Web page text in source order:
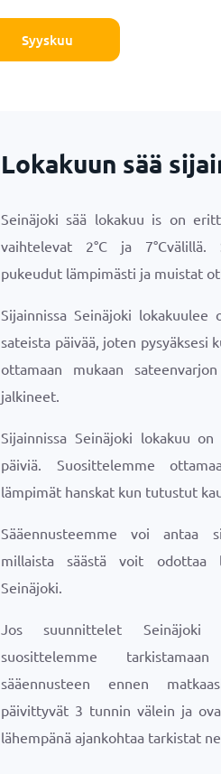
Syyskuu
Lokakuun sää
Seinäjoki sää lokakuu is on
vaihtelevat 2°Cja 7°Cvälillä.
pukeudut lämpimästi ja muistat
Sijainnissa Seinäjoki lokakuulee
sateista päivää, joten pysyäksesi
ottamaan mukaan
jalkineet.
Sijainnissa Seinäjoki lokakuu
päiviä. Suosittelemme
lämpimät hanskat kun tutustut
Sääennusteemme voi antaa
millaista säästä voit odottaa
Seinäjoki.
Jos suunnittelet Seinäjoki
suosittelemme
sääennusteen ennen
päivittyvät 3 tunnin välein ja
lähempänä ajankohtaa tarkistat